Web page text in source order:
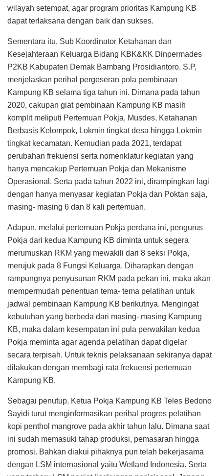
wilayah setempat, agar program prioritas Kampung KB
dapat terlaksana dengan baik dan sukses.
Sementara itu, Sub Koordinator Ketahanan dan
Kesejahteraan Keluarga Bidang KBK&KK Dinpermades
P2KB Kabupaten Demak Bambang Prosidiantoro, S.P,
menjelaskan perihal pergeseran pola pembinaan
Kampung KB selama tiga tahun ini. Dimana pada tahun
2020, cakupan giat pembinaan Kampung KB masih
komplit meliputi Pertemuan Pokja, Musdes, Ketahanan
Berbasis Kelompok, Lokmin tingkat desa hingga Lokmin
tingkat kecamatan. Kemudian pada 2021, terdapat
perubahan frekuensi serta nomenklatur kegiatan yang
hanya mencakup Pertemuan Pokja dan Mekanisme
Operasional. Serta pada tahun 2022 ini, dirampingkan lagi
dengan hanya menyasar kegiatan Pokja dan Poktan saja,
masing- masing 6 dan 8 kali pertemuan.
Adapun, melalui pertemuan Pokja perdana ini, pengurus
Pokja dari kedua Kampung KB diminta untuk segera
merumuskan RKM yang mewakili dari 8 seksi Pokja,
merujuk pada 8 Fungsi Keluarga. Diharapkan dengan
rampungnya penyusunan RKM pada pekan ini, maka akan
mempermudah penentuan tema- tema pelatihan untuk
jadwal pembinaan Kampung KB berikutnya. Mengingat
kebutuhan yang berbeda dari masing- masing Kampung
KB, maka dalam kesempatan ini pula perwakilan kedua
Pokja meminta agar agenda pelatihan dapat digelar
secara terpisah. Untuk teknis pelaksanaan sekiranya dapat
dilakukan dengan membagi rata frekuensi pertemuan
Kampung KB.
Sebagai penutup, Ketua Pokja Kampung KB Teles Bedono
Sayidi turut menginformasikan perihal progres pelatihan
kopi penthol mangrove pada akhir tahun lalu. Dimana saat
ini sudah memasuki tahap produksi, pemasaran hingga
promosi. Bahkan diakui pihaknya pun telah bekerjasama
dengan LSM internasional yaitu Wetland Indonesia. Serta